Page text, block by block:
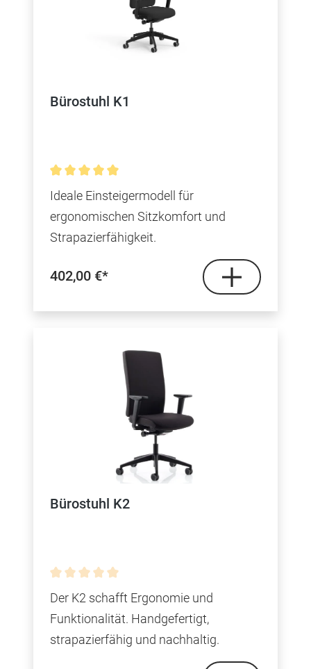
Bürostuhl K1
Durchschnittliche Bewertung von 5 von 5
Ideale Einsteigermodell für
ergonomischen Sitzkomfort und
Strapazierfähigkeit.
402,00 €*
Bürostuhl K2
Durchschnittliche Bewertung von 0 von 5
Der K2 schafft Ergonomie und
Funktionalität. Handgefertigt,
strapazierfähig und nachhaltig.